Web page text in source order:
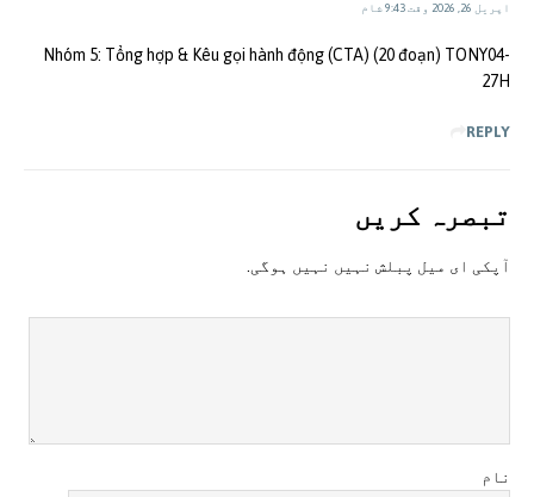
اپریل 26, 2026 وقت 9:43 شام
Nhóm 5: Tổng hợp & Kêu gọi hành động (CTA) (20 đoạn) TONY04-
27H
REPLY
تبصرہ کريں
آپکی ای ميل پبلش نہيں نہيں ہوگی.
نام